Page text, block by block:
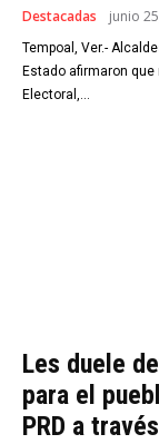
Destacadas junio
Tempoal, Ver.-
Estado afirmaron que
Electoral,...
Les duele
para el
PRD a